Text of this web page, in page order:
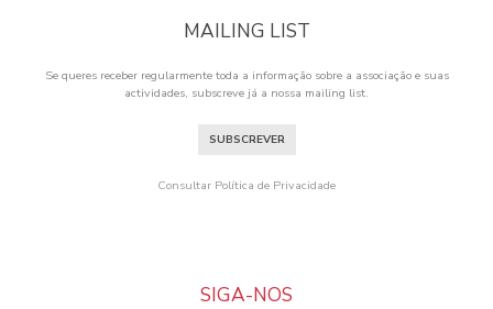
MAILING LIST
Se queres receber regularmente toda a informação sobre a associação e suas
actividades, subscreve já a nossa mailing list.
SUBSCREVER
Consultar Política de Privacidade
SIGA-NOS